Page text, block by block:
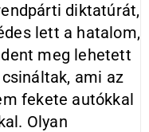
diktatúrát,
lett a hatalom,
meg lehetett
ami az
fekete autókkal
Olyan